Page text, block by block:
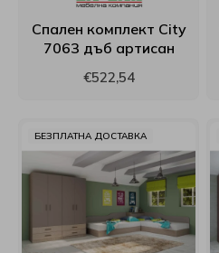
Спален комплект City
7063 дъб артисан
€522,54
БЕЗПЛАТНА ДОСТАВКА
Yana
Блян